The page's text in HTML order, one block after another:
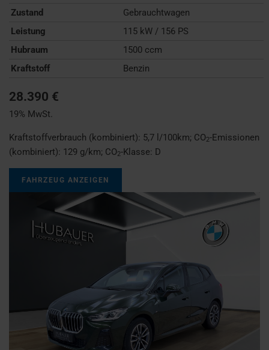
Zustand
Gebrauchtwagen
Leistung
115 kW / 156 PS
Hubraum
1500 ccm
Kraftstoff
Benzin
28.390 €
19% MwSt.
Kraftstoffverbrauch (kombiniert): 5,7 l/100km; CO2-Emissionen
(kombiniert): 129 g/km; CO2-Klasse: D
FAHRZEUG ANZEIGEN